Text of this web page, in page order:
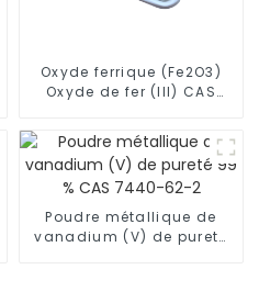
Oxyde ferrique (Fe2O3)
Oxyde de fer (III) CAS
sphérique Oxyde de fer
rouge
Poudre métallique de
vanadium (V) de pureté